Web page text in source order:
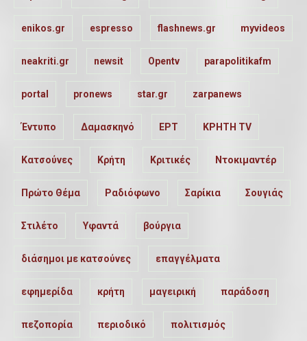
enikos.gr espresso flashnews.gr myvideos
neakriti.gr newsit Opentv parapolitikafm
portal pronews star.gr zarpanews
Έντυπο Δαμασκηνό ΕΡΤ ΚΡΗΤΗ TV
Κατσούνες Κρήτη Κριτικές Ντοκιμαντέρ
Πρώτο Θέμα Ραδιόφωνο Σαρίκια Σουγιάς
Στιλέτο Υφαντά βούργια
διάσημοι με κατσούνες επαγγέλματα
εφημερίδα κρήτη μαγειρική παράδοση
πεζοπορία περιοδικό πολιτισμός